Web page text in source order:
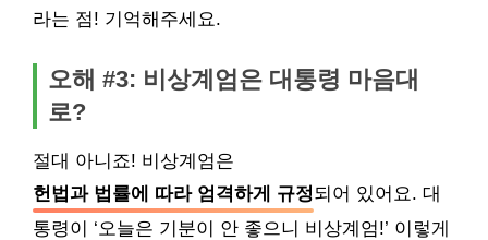
라는 점! 기억해주세요.
오해 #3: 비상계엄은 대통령 마음대
로?
절대 아니죠! 비상계엄은
헌법과 법률에 따라 엄격하게 규정되어 있어요. 대
통령이 ‘오늘은 기분이 안 좋으니 비상계엄!’ 이렇게